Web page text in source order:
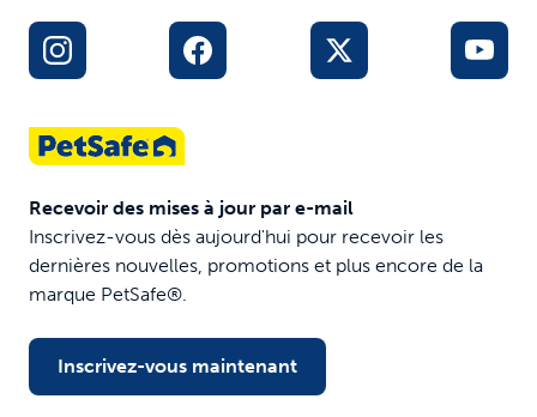
Recevoir des mises à jour par e-mail
Inscrivez-vous dès aujourd'hui pour recevoir les
dernières nouvelles, promotions et plus encore de la
marque PetSafe®.
Inscrivez-vous maintenant